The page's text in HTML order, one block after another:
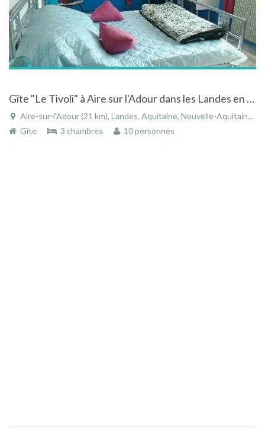
Gîte "Le Tivoli" à Aire sur l'Adour dans les Landes en Aquitaine avec belle vue
Aire-sur-l'Adour (21 km), Landes, Aquitaine, Nouvelle-Aquitaine, France
Gîte
3 chambres 10 personnes